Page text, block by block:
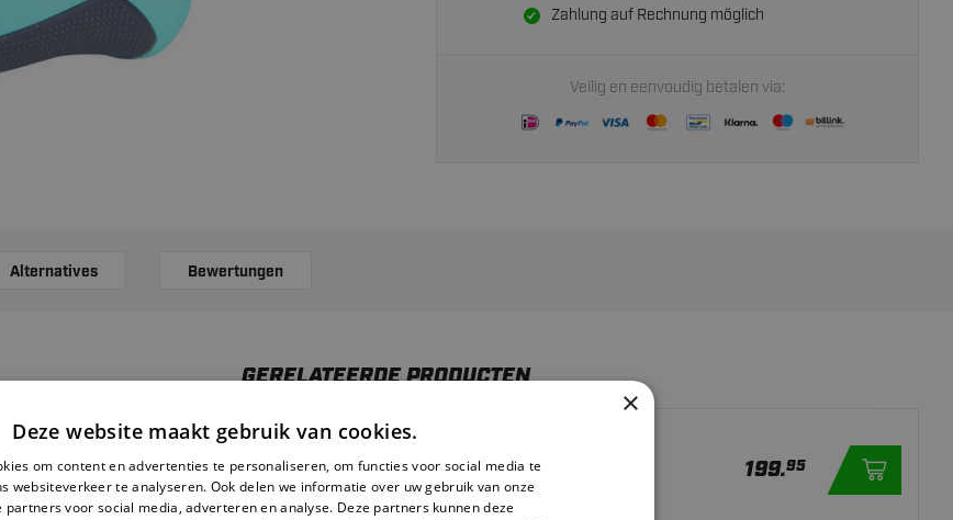
Alternatives Bewertungen
Zahlung auf Rechnung möglich
Veilig en eenvoudig betalen via:
GERELATEERDE PRODUCTEN
Golf Rangefinder - Rood
Auf Lager 199.95
×
Deze website maakt gebruik van cookies.
om content en advertenties te personaliseren, om functies voor social media te
websiteverkeer te analyseren. Ook delen we informatie over uw gebruik van onze
partners voor social media, adverteren en analyse. Deze partners kunnen deze